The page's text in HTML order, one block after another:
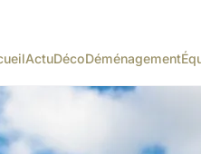
ActuDécoDéménagement